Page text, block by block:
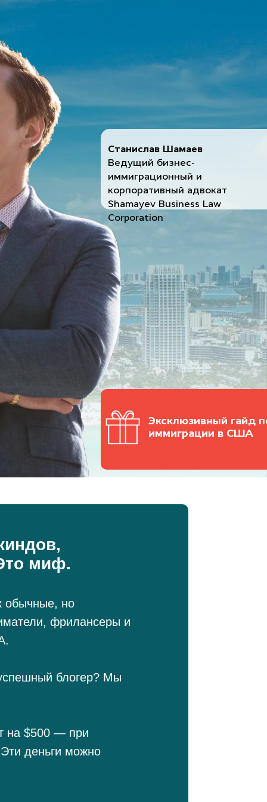
Станислав Шамаев
Ведущий бизнес-
иммиграционный и
корпоративный адвокат
Shamayev Business Law
Corporation
Эксклюзивный гайд
иммиграции в США
миф.
обычные, но
фрилансеры и
блогер? Мы
на $500 — при
деньги можно